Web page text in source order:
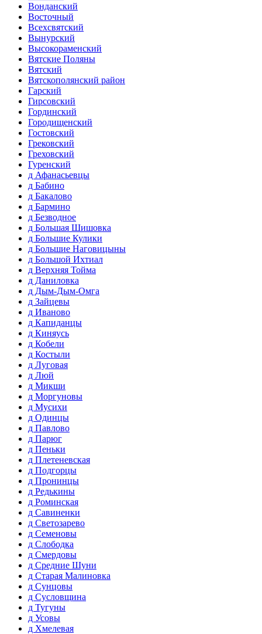
Вонданский
Восточный
Всехсвятский
Вынурский
Высокораменский
Вятские Поляны
Вятский
Вятскополянский район
Гарский
Гирсовский
Гординский
Городищенский
Гостовский
Грековский
Греховский
Гуренский
д Афанасьевцы
д Бабино
д Бакалово
д Бармино
д Безводное
д Большая Шишовка
д Большие Кулики
д Большие Наговицыны
д Большой Ихтиал
д Верхняя Тойма
д Даниловка
д Дым-Дым-Омга
д Зайцевы
д Иваново
д Капиданцы
д Киняусь
д Кобели
д Костыли
д Луговая
д Люй
д Микши
д Моргуновы
д Мусихи
д Одинцы
д Павлово
д Парюг
д Пеньки
д Плетеневская
д Подгорцы
д Пронинцы
д Редькины
д Роминская
д Савиненки
д Светозарево
д Семеновы
д Слободка
д Смердовы
д Средние Шуни
д Старая Малиновка
д Сунцовы
д Сусловщина
д Тугуны
д Усовы
д Хмелевая